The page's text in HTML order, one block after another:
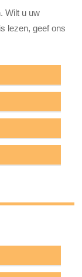
Wilt u uw
lezen, geef ons